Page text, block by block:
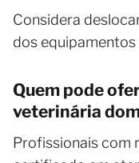
Considera
dos
Quem pode
veterinária
Profissionais com